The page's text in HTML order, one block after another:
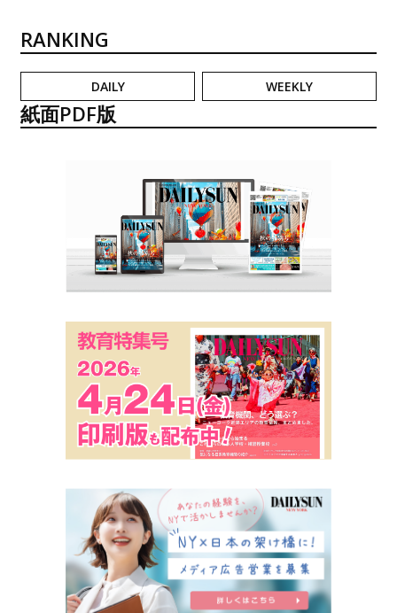
RANKING
DAILY WEEKLY
紙面PDF版